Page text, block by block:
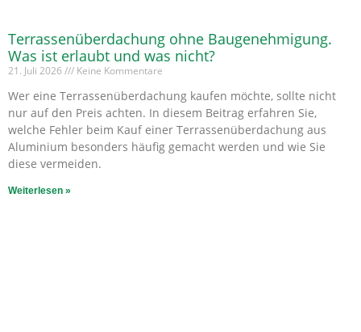
Terrassenüberdachung ohne Baugenehmigung.
Was ist erlaubt und was nicht?
21. Juli 2026 Keine Kommentare
Wer eine Terrassenüberdachung kaufen möchte, sollte nicht
nur auf den Preis achten. In diesem Beitrag erfahren Sie,
welche Fehler beim Kauf einer Terrassenüberdachung aus
Aluminium besonders häufig gemacht werden und wie Sie
diese vermeiden.
Weiterlesen »